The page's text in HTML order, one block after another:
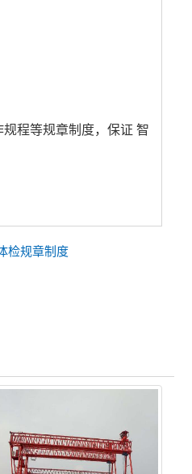
程等规章制度，保证 智
检规章制度